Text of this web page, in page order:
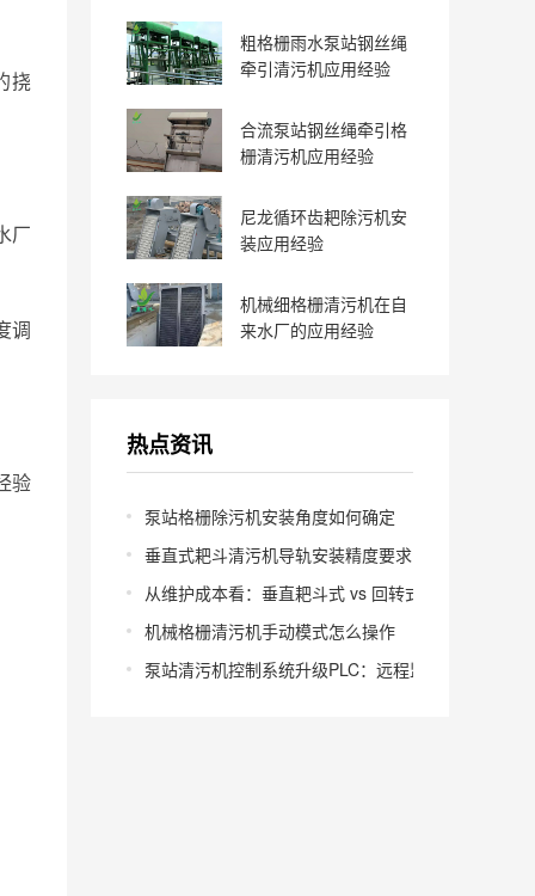
挠
厂
调
验
粗格栅雨水泵站钢丝绳
牵引清污机应用经验
合流泵站钢丝绳牵引格
栅清污机应用经验
尼龙循环齿耙除污机安
装应用经验
机械细格栅清污机在自
来水厂的应用经验
热点资讯
泵站格栅除污机安装角度如何确定
垂直式耙斗清污机导轨安装精度要求多少
从维护成本看：垂直耙斗式 vs 回转式怎么选
机械格栅清污机手动模式怎么操作
泵站清污机控制系统升级PLC：远程监控怎么实现？